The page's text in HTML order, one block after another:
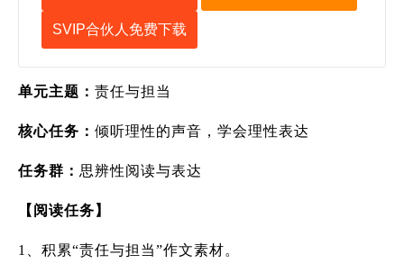
SVIP合伙人免费下载
单元主题： 责任与担当
核心任务： 倾听理性的声音，学会理性表达
任务群： 思辨性阅读与表达
【阅读任务】
1 、积累“责任与担当”作文素材。